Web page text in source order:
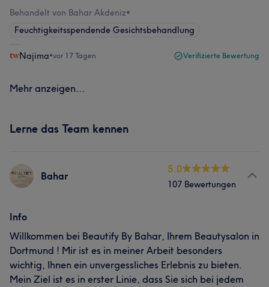
Behandelt von Bahar Akdeniz•
Feuchtigkeitsspendende Gesichtsbehandlung
Najima•vor 17 Tagen Verifizierte Bewertung
Mehr anzeigen...
Lerne das Team kennen
Bahar
5.0
107 Bewertungen
Info
Willkommen bei Beautify By Bahar, Ihrem Beautysalon in
Dortmund ! Mir ist es in meiner Arbeit besonders
wichtig, Ihnen ein unvergessliches Erlebnis zu bieten.
Mein Ziel ist es in erster Linie, dass Sie sich bei jedem